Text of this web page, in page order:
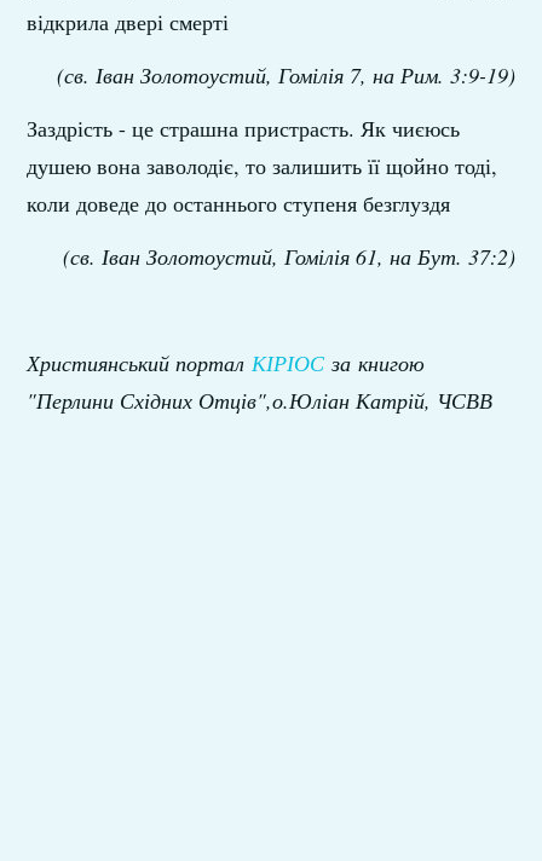
відкрила двері смерті
(св. Іван Золотоустий, Гомілія 7, на Рим. 3:9-19)
Заздрість - це страшна пристрасть. Як чиєюсь
душею вона заволодіє, то залишить її щойно тоді,
коли доведе до останнього ступеня безглуздя
(св. Іван Золотоустий, Гомілія 61, на Бут. 37:2)
Християнський порталКІРІОС за книгою
"Перлини Східних Отців",о.Юліан Катрій, ЧСВВ